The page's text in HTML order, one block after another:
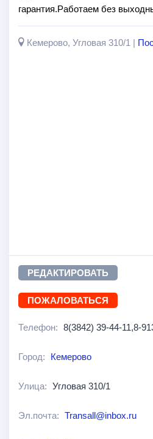
гарантия.Работаем без
Кемерово, Угловая 310/1 |
РЕДАКТИРОВАТЬ
ПОЖАЛОВАТЬСЯ
Телефон: 8(3842) 39-44-11,8-
Город: Кемерово
Улица: Угловая 310/1
Эл.почта: Transall@inbox.ru